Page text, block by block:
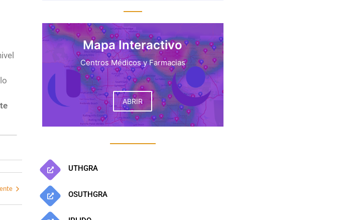
Mapa Interactivo
Centros Médicos y Farmacias
ABRIR
UTHGRA
OSUTHGRA